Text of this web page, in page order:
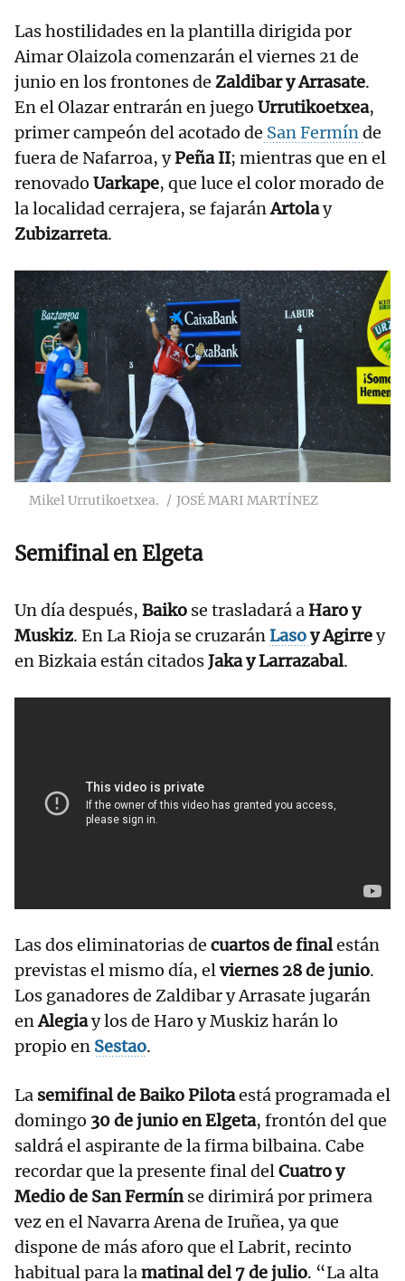
Las hostilidades en la plantilla dirigida por
Aimar Olaizola comenzarán el viernes 21 de
junio en los frontones de Zaldibar y Arrasate.
En el Olazar entrarán en juego Urrutikoetxea,
primer campeón del acotado de San Fermínde
fuera de Nafarroa, yPeña II; mientras que en el
renovado Uarkape, que luce el color morado de
la localidad cerrajera, se fajaránArtolay
Zubizarreta.
Mikel Urrutikoetxea. JOSÉ MARI MARTÍNEZ
Semifinal en Elgeta
Un día después, Baiko se trasladará a Haro y
Muskiz. En La Rioja se cruzaránLasoy Agirrey
en Bizkaia están citadosJaka y Larrazabal.
Las dos eliminatorias de cuartos de finalestán
previstas el mismo día, elviernes 28 de junio.
Los ganadores de Zaldibar y Arrasate jugarán
enAlegiay los de Haro y Muskiz harán lo
propio en Sestao.
La semifinal de Baiko Pilotaestá programada el
domingo 30 de junio en Elgeta, frontón del que
saldrá el aspirante de la firma bilbaina. Cabe
recordar que la presente final delCuatro y
Medio de San Fermínse dirimirá por primera
vez en el Navarra Arena de Iruñea, ya que
dispone de más aforo que el Labrit, recinto
habitual para lamatinal del 7 de julio. “La alta